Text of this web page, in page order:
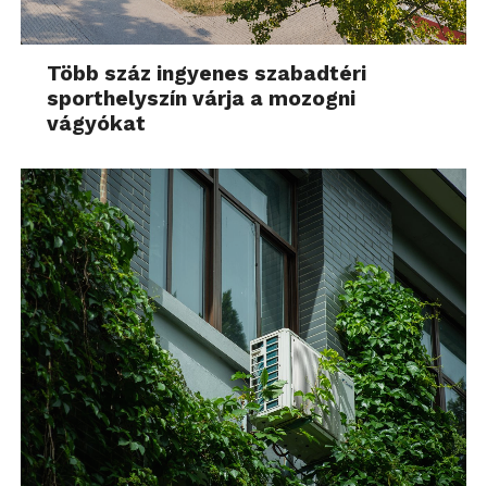
Több száz ingyenes szabadtéri
sporthelyszín várja a mozogni
vágyókat